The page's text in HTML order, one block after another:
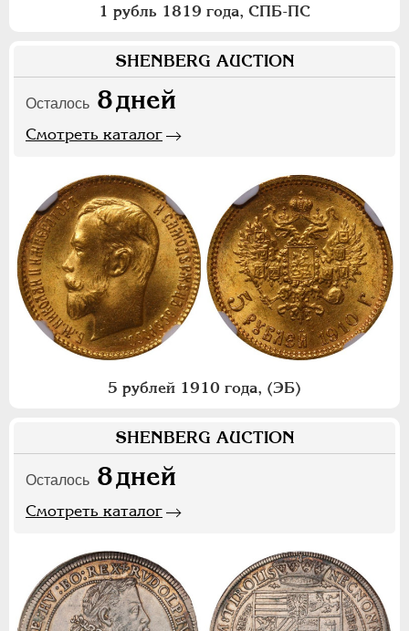
1 рубль 1819 года, СПБ-ПС
SHENBERG AUCTION
Осталось 8дней
Смотреть каталог
5 рублей 1910 года, (ЭБ)
SHENBERG AUCTION
Осталось 8дней
Смотреть каталог